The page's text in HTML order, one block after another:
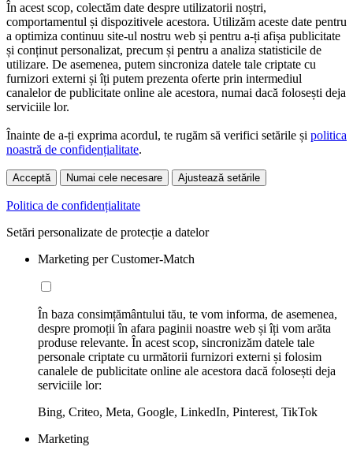
În acest scop, colectăm date despre utilizatorii noștri,
comportamentul și dispozitivele acestora. Utilizăm aceste date pentru
a optimiza continuu site-ul nostru web și pentru a-ți afișa publicitate
și conținut personalizat, precum și pentru a analiza statisticile de
utilizare. De asemenea, putem sincroniza datele tale criptate cu
furnizori externi și îți putem prezenta oferte prin intermediul
canalelor de publicitate online ale acestora, numai dacă folosești deja
serviciile lor.
Înainte de a-ți exprima acordul, te rugăm să verifici setările și politica
noastră de confidențialitate.
Acceptă Numai cele necesare Ajustează setările
Politica de confidențialitate
Setări personalizate de protecție a datelor
Marketing per Customer-Match
În baza consimțământului tău, te vom informa, de asemenea,
despre promoții în afara paginii noastre web și îți vom arăta
produse relevante. În acest scop, sincronizăm datele tale
personale criptate cu următorii furnizori externi și folosim
canalele de publicitate online ale acestora dacă folosești deja
serviciile lor:
Bing, Criteo, Meta, Google, LinkedIn, Pinterest, TikTok
Marketing